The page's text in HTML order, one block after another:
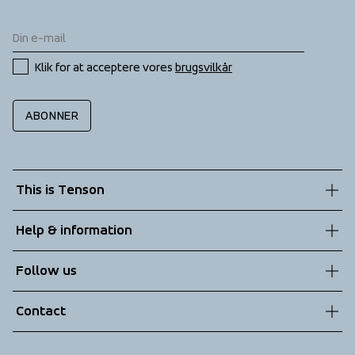
Klik for at acceptere vores brugsvilkår
ABONNER
This is Tenson
Sustainability
Technologies
Help & information
Terms & Conditions
Returns
Follow us
Contact